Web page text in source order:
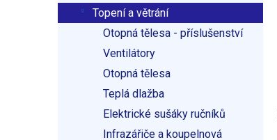
Topení a větrání
Otopná tělesa - příslušenství
Ventilátory
Otopná tělesa
Teplá dlažba
Elektrické sušáky ručníků
Infrazářiče a koupelnová